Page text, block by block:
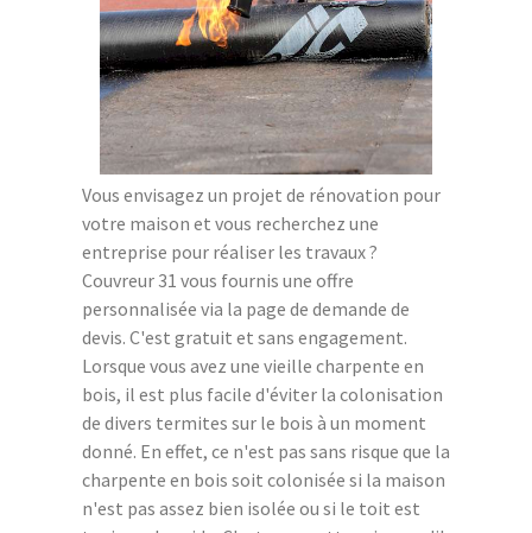
Vous envisagez un projet de rénovation pour
votre maison et vous recherchez une
entreprise pour réaliser les travaux ?
Couvreur 31 vous fournis une offre
personnalisée via la page de demande de
devis. C'est gratuit et sans engagement.
Lorsque vous avez une vieille charpente en
bois, il est plus facile d'éviter la colonisation
de divers termites sur le bois à un moment
donné. En effet, ce n'est pas sans risque que la
charpente en bois soit colonisée si la maison
n'est pas assez bien isolée ou si le toit est